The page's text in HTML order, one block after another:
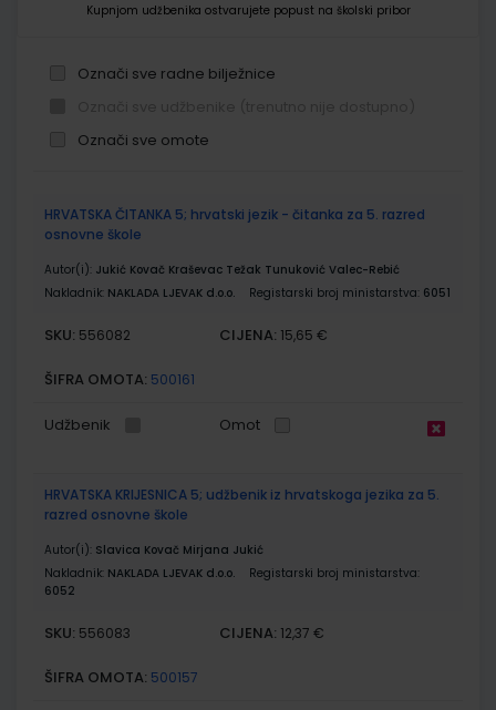
Kupnjom udžbenika ostvarujete popust na školski pribor
Označi sve radne bilježnice
Označi sve omote
proizvodi
HRVATSKA ČITANKA 5; hrvatski jezik - čitanka za 5. razred
osnovne škole
Autor(i): Jukić Kovač Kraševac Težak Tunuković Valec-Rebić
Nakladnik: NAKLADA LJEVAK d.o.o. Registarski broj ministarstva: 6051
SKU: 556082 CIJENA: 15,65 €
ŠIFRA OMOTA: 500161
Udžbenik Omot
HRVATSKA KRIJESNICA 5; udžbenik iz hrvatskoga jezika za 5.
razred osnovne škole
Autor(i): Slavica Kovač Mirjana Jukić
Nakladnik: NAKLADA LJEVAK d.o.o.
Registarski broj ministarstva:
6052
SKU: 556083 CIJENA: 12,37 €
ŠIFRA OMOTA: 500157